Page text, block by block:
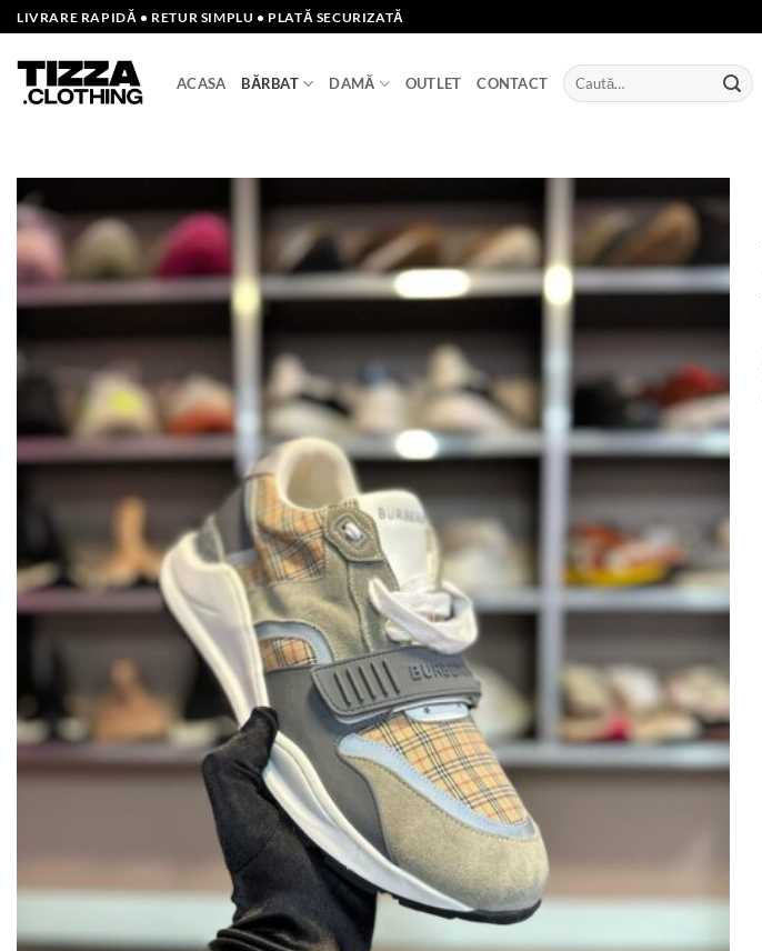
Skip
to
content
LIVRARE RAPIDĂ • RETUR SIMPLU • PLATĂ SECURIZATĂ
ACASA BĂRBAT DAMĂ OUTLET CONTACT
Caută
după:
Add to
wishlist